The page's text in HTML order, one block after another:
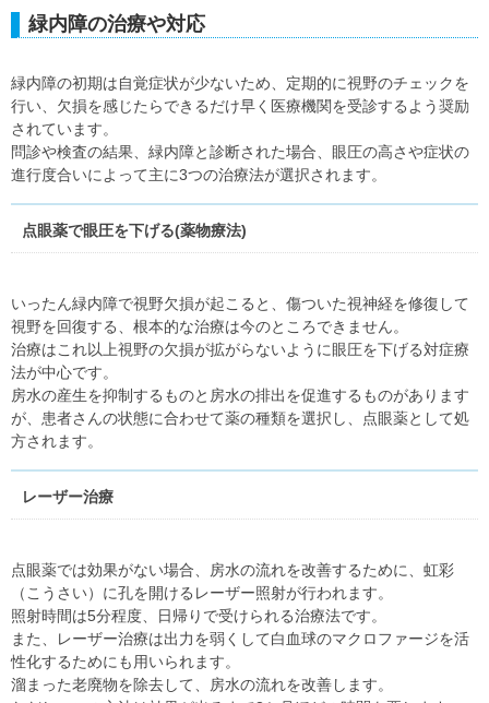
緑内障の治療や対応
緑内障の初期は自覚症状が少ないため、定期的に視野のチェックを
行い、欠損を感じたらできるだけ早く医療機関を受診するよう奨励
されています。
問診や検査の結果、緑内障と診断された場合、眼圧の高さや症状の
進行度合いによって主に3つの治療法が選択されます。
点眼薬で眼圧を下げる(薬物療法)
いったん緑内障で視野欠損が起こると、傷ついた視神経を修復して
視野を回復する、根本的な治療は今のところできません。
治療はこれ以上視野の欠損が拡がらないように眼圧を下げる対症療
法が中心です。
房水の産生を抑制するものと房水の排出を促進するものがあります
が、患者さんの状態に合わせて薬の種類を選択し、点眼薬として処
方されます。
レーザー治療
点眼薬では効果がない場合、房水の流れを改善するために、虹彩
（こうさい）に孔を開けるレーザー照射が行われます。
照射時間は5分程度、日帰りで受けられる治療法です。
また、レーザー治療は出力を弱くして白血球のマクロファージを活
性化するためにも用いられます。
溜まった老廃物を除去して、房水の流れを改善します。